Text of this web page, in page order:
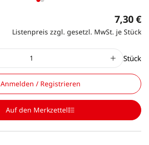
7,30 €
Listenpreis zzgl. gesetzl. MwSt. je Stück
Stück
Anmelden / Registrieren
Auf den Merkzettel